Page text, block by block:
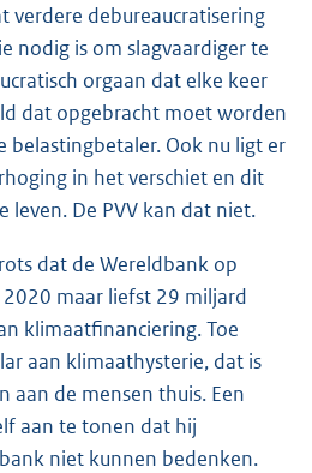
verdere debureaucratisering
nodig is om slagvaardiger te
orgaan dat elke keer
dat opgebracht moet worden
belastingbetaler. Ook nu ligt er
in het verschiet en dit
leven. De PVV kan dat niet.
dat de Wereldbank op
maar liefst 29 miljard
klimaatfinanciering. Toe
aan klimaathysterie, dat is
aan de mensen thuis. Een
aan te tonen dat hij
niet kunnen bedenken.